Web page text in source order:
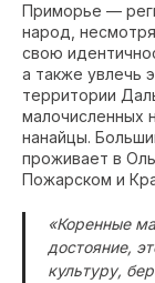
Приморье —
народ,
свою
а также увлечь
территории
малочисленных
нанайцы.
проживает в
Пожарском и
«Коренные
достояние,
культуру,